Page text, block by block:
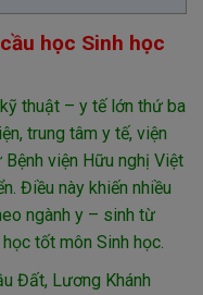
học Sinh học
thuật – y tế lớn thứ ba
trung tâm y tế, viện
viện Hữu nghị Việt
Điều này khiến nhiều
ngành y – sinh từ
tốt môn Sinh học.
Đất, Lương Khánh